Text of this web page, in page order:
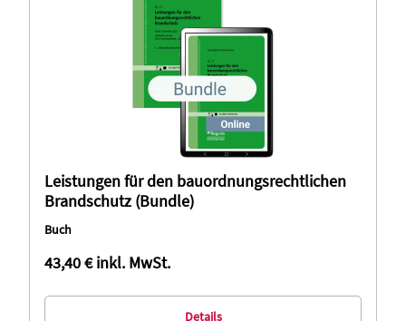
Leistungen für den bauordnungsrechtlichen
Brandschutz (Bundle)
Buch
43,40 €inkl. MwSt.
Details